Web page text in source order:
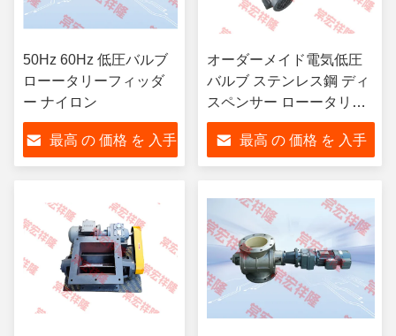
50Hz 60Hz 低圧バルブ
ローータリーフィッダ
ー ナイロン
最高 の 価格 を 入手
オーダーメイド電気低圧
バルブ ステンレス鋼 ディ
スペンサー ローータリー
肺
最高 の 価格 を 入手